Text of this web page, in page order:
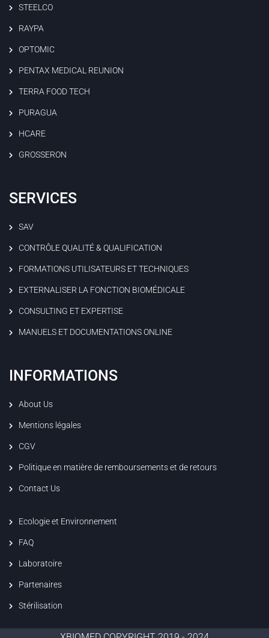
STEELCO
RAYPA
OPTOMIC
PENTAX MEDICAL REUNION
TERRA FOOD TECH
PURAGUA
HCARE
GROSSERON
SERVICES
SAV
CONTRÔLE QUALITÉ & QUALIFICATION
FORMATIONS UTILISATEURS ET TECHNIQUES
EXTERNALISER LA FONCTION BIOMÉDICALE
CONSULTING ET EXPERTISE
MANUELS ET DOCUMENTATIONS ONLINE
INFORMATIONS
About Us
Mentions légales
CGV
Politique en matière de remboursements et de retours
Contact Us
Ecologie et Environnement
FAQ
Laboratoire
Partenaires
Stérilisation